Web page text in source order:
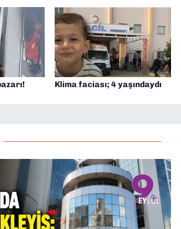
Klima faciası; 4 yaşındaydı